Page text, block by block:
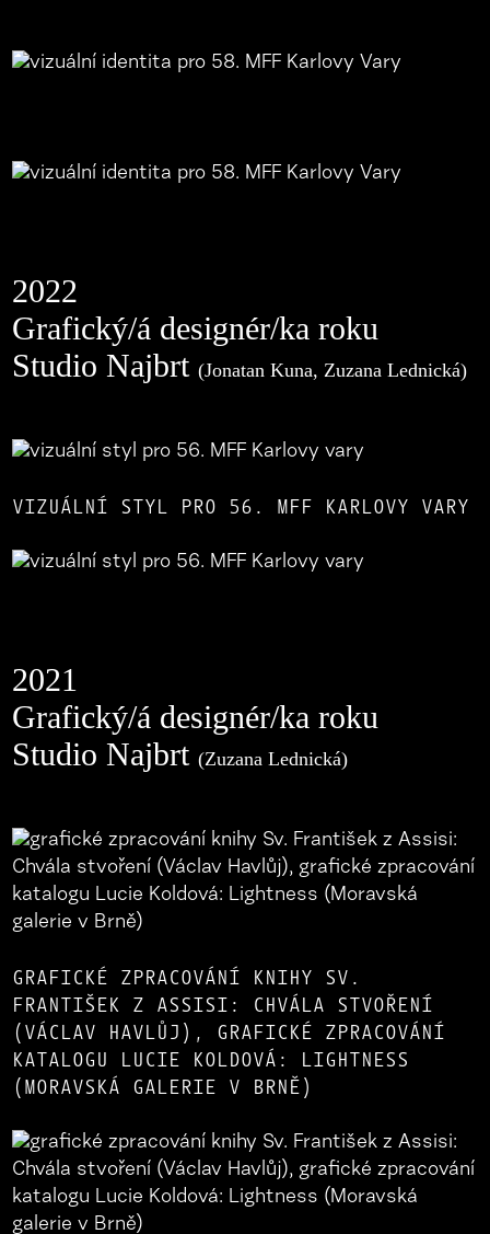
2022
Grafický/á designér/ka roku
Studio Najbrt(Jonatan Kuna, Zuzana Lednická)
VIZUÁLNÍ STYL PRO 56. MFF KARLOVY VARY
2021
Grafický/á designér/ka roku
Studio Najbrt(Zuzana Lednická)
GRAFICKÉ ZPRACOVÁNÍ KNIHY SV.
FRANTIŠEK Z ASSISI: CHVÁLA STVOŘENÍ
(VÁCLAV HAVLŮJ), GRAFICKÉ ZPRACOVÁNÍ
KATALOGU LUCIE KOLDOVÁ: LIGHTNESS
(MORAVSKÁ GALERIE V BRNĚ)